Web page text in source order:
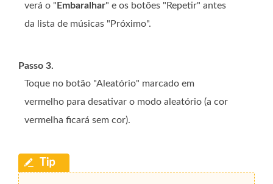
verá o " Embaralhar" e os botões "Repetir" antes
da lista de músicas "Próximo".
Passo 3.
Toque no botão "Aleatório" marcado em
vermelho para desativar o modo aleatório (a cor
vermelha ficará sem cor).